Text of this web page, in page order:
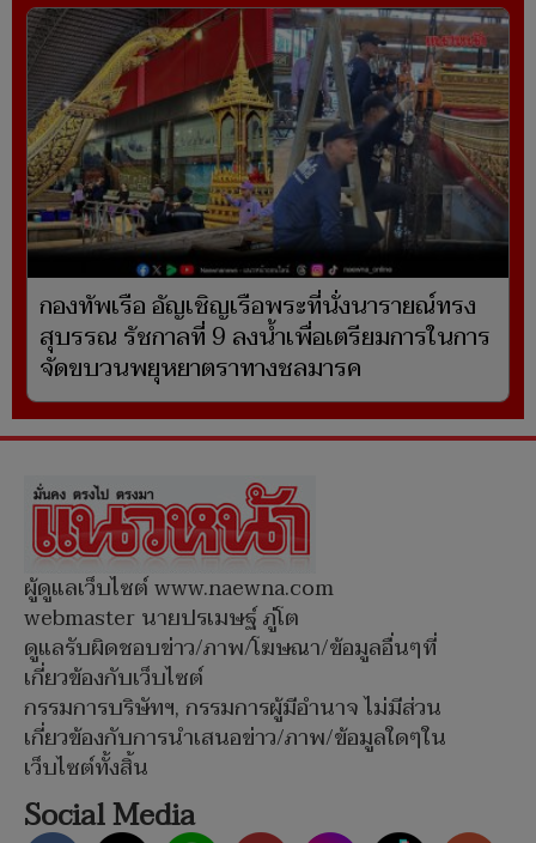
กองทัพเรือ อัญเชิญเรือพระที่นั่งนารายณ์ทรง
สุบรรณ รัชกาลที่ 9 ลงน้ำเพื่อเตรียมการในการ
จัดขบวนพยุหยาตราทางชลมารค
ผู้ดูแลเว็บไซต์ www.naewna.com
webmaster นายปรเมษฐ์ ภู่โต
ดูแลรับผิดชอบข่าว/ภาพ/โฆษณา/ข้อมูลอื่นๆที่
เกี่ยวข้องกับเว็บไซต์
กรรมการบริษัทฯ, กรรมการผู้มีอำนาจ ไม่มีส่วน
เกี่ยวข้องกับการนำเสนอข่าว/ภาพ/ข้อมูลใดๆใน
เว็บไซต์ทั้งสิ้น
Social Media